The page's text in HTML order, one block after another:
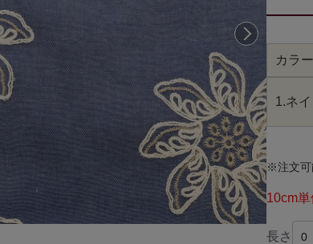
次へ
カラー
1.ネ
※注文可
10cm
長さ